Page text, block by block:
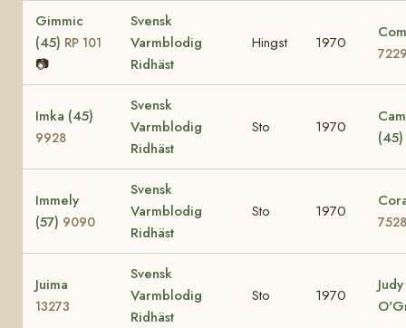
Gimmic
(45) RP 101
📷
Svensk
Varmblodig
Ridhäst
Hingst 1970
Imka (45)
9928
Svensk
Varmblodig
Ridhäst
Sto 1970
(45)
Immely
(57) 9090
Svensk
Varmblodig
Ridhäst
Sto 1970
7528
Juima
13273
Svensk
Varmblodig
Ridhäst
Sto 1970
Judy